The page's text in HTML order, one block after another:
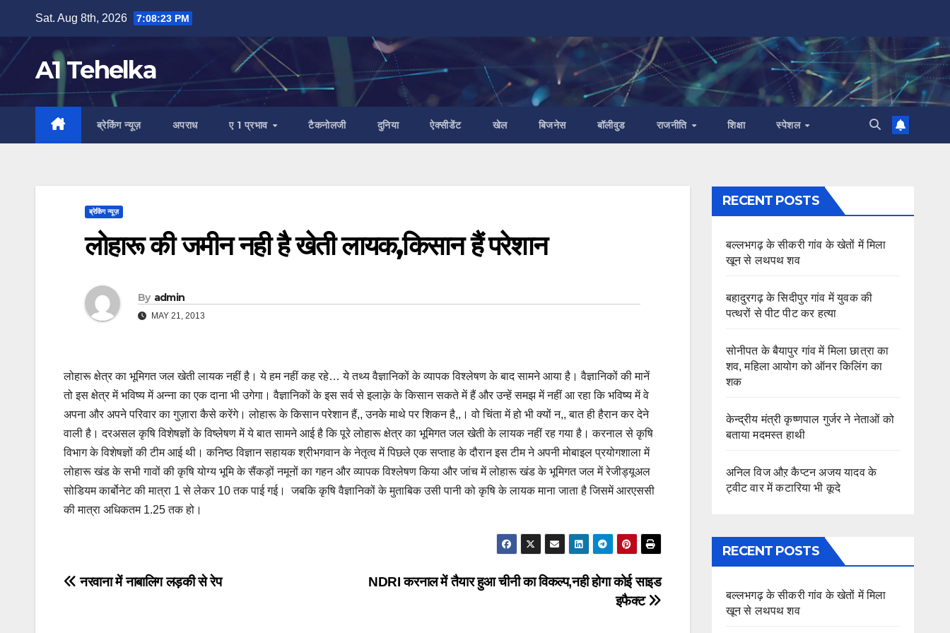
content
Sat. Aug 8th, 2026 7:08:24 PM
A1 Tehelka
ब्रेकिंग न्यूज़ अपराध ए 1 प्रभाव टैकनोलजी दुनिया ऐक्सीडेंट खेल बिजनेस बॉलीवुड राजनीति शिक्षा स्पेशल
ब्रेकिंग न्यूज़
लोहारू की जमीन नही है खेती लायक,किसान हैं परेशान
By admin
MAY 21, 2013
लोहारू क्षेत्र का भूमिगत जल खेती लायक नहीं है। ये हम नहीं कह रहे… ये तथ्य वैज्ञानिकों के व्यापक विश्लेषण के बाद सामने आया है। वैज्ञानिकों की मानें
तो इस क्षेत्र में भविष्य में अन्ना का एक दाना भी उगेगा। वैज्ञानिकों के इस सर्व से इलाक़े के किसान सकते में हैं और उन्हें समझ में नहीं आ रहा कि भविष्य में वे
अपना और अपने परिवार का गुज़ारा कैसे करेंगे। लोहारू के किसान परेशान हैं,, उनके माथे पर शिकन है,,। वो चिंता में हो भी क्‍यों न,, बात ही हैरान कर देने
वाली है। दरअसल कृषि विशेषज्ञों के विष्‍लेषण में ये बात सामने आई है कि पूरे लोहारू क्षेत्र का भूमिगत जल खेती के लायक नहीं रह गया है। करनाल से कृषि
विभाग के विशेषज्ञों की टीम आई थी। कनिष्ठ विज्ञान सहायक श्रीभगवान के नेतृत्व में पिछले एक सप्ताह के दौरान इस टीम ने अपनी मोबाइल प्रयोगशाला में
लोहारू खंड के सभी गावों की कृषि योग्य भूमि के सैंकड़ों नमूनों का गहन और व्यापक विश्‍लेषण किया और जांच में लोहारू खंड के भूमिगत जल में रेजीड्यूअल
सोडियम कार्बोनेट की मात्रा 1 से लेकर 10 तक पाई गई। जबकि कृषि वैज्ञानिकों के मुताबिक उसी पानी को कृषि के लायक माना जाता है जिसमें आरएससी
की मात्रा अधिकतम 1.25 तक हो।
Post
NDRI करनाल में तैयार हुआ चीनी का विकल्प,नही होगा कोई साइड
इफैक्ट
नरवाना में नाबालिग लड़की से रेप
RECENT POSTS
बल्लभगढ़ के सीकरी गांव के खेतों में मिला
खून से लथपथ शव
बहादुरगढ़ के सिदीपुर गांव में युवक की
पत्थरों से पीट पीट कर हत्या
सोनीपत के बैयापुर गांव में मिला छात्रा का
शव, महिला आयोग को ऑनर किलिंग का
शक
केन्द्रीय मंत्री कृष्णपाल गुर्जर ने नेताओं को
बताया मदमस्त हाथी
अनिल विज औऱ कैप्टन अजय यादव के
ट्वीट वार में कटारिया भी कूदे
RECENT POSTS
बल्लभगढ़ के सीकरी गांव के खेतों में मिला
खून से लथपथ शव